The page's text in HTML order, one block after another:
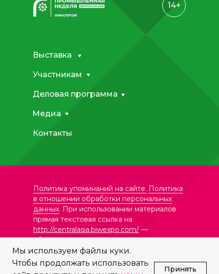
Мы используем файлы куки.
Чтобы продолжать использовать
Принять
Политика упоминаний на сайте. Политика
в отношении обработки персональных
данных. При использовании материалов
прямая текстовая ссылка на
http://centralasia.biwexpo.com/ —
обязательна.
© ООО «Формика Ивент»,
14+
Медиа
Участникам
Контакты
Деловая программа
Выставка